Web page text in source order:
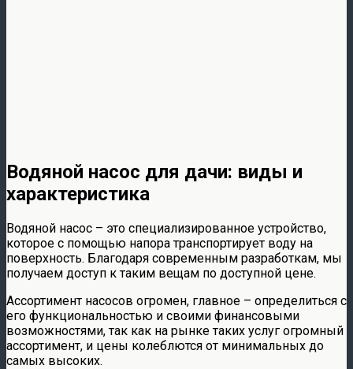
Водяной насос для дачи: виды и
характеристика
Водяной насос – это специализированное устройство,
которое с помощью напора транспортирует воду на
поверхность. Благодаря современным разработкам, мы
получаем доступ к таким вещам по доступной цене.
Ассортимент насосов огромен, главное – определиться с
его функциональностью и своими финансовыми
возможностями, так как на рынке таких услуг огромный
ассортимент, и цены колеблются от минимальных до
самых высоких.